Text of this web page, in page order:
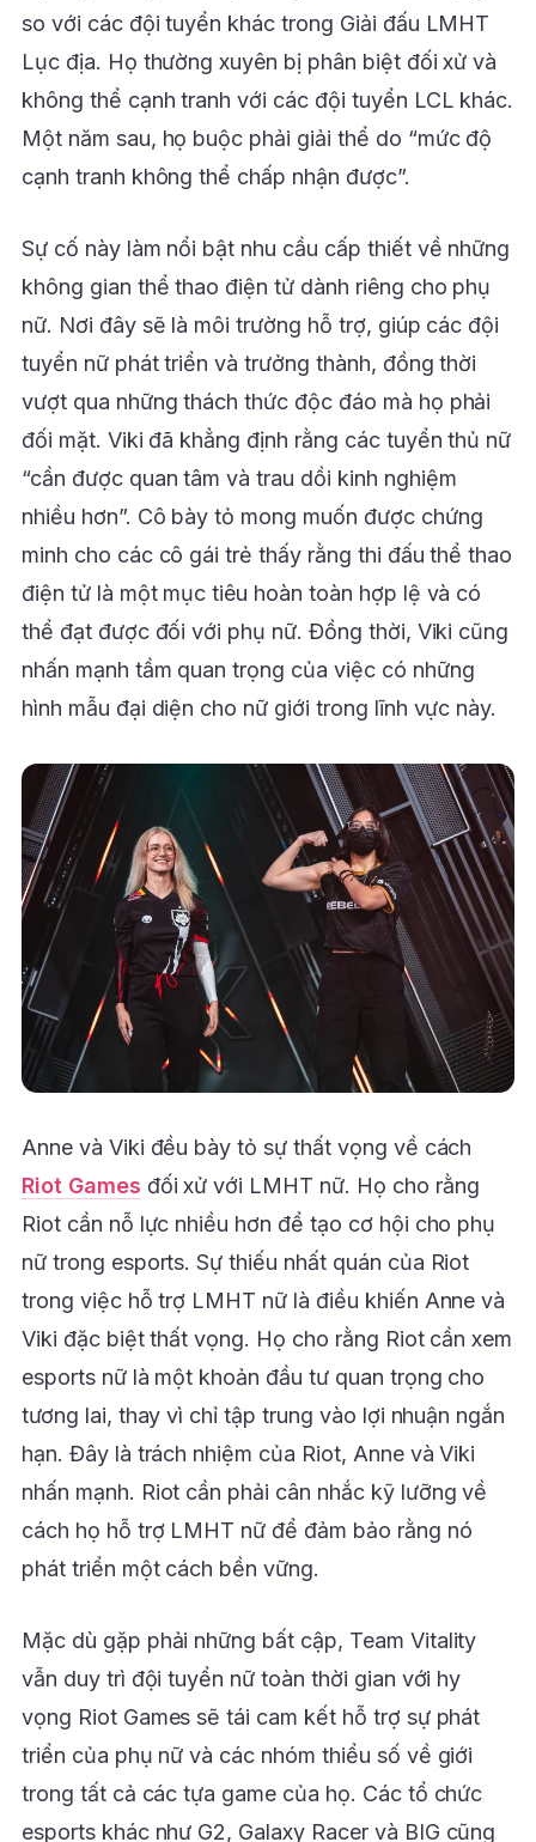
so với các đội tuyển khác trong Giải đấu LMHT
Lục địa. Họ thường xuyên bị phân biệt đối xử và
không thể cạnh tranh với các đội tuyển LCL khác.
Một năm sau, họ buộc phải giải thể do “mức độ
cạnh tranh không thể chấp nhận được”.
Sự cố này làm nổi bật nhu cầu cấp thiết về những
không gian thể thao điện tử dành riêng cho phụ
nữ. Nơi đây sẽ là môi trường hỗ trợ, giúp các đội
tuyển nữ phát triển và trưởng thành, đồng thời
vượt qua những thách thức độc đáo mà họ phải
đối mặt. Viki đã khẳng định rằng các tuyển thủ nữ
“cần được quan tâm và trau dồi kinh nghiệm
nhiều hơn”. Cô bày tỏ mong muốn được chứng
minh cho các cô gái trẻ thấy rằng thi đấu thể thao
điện tử là một mục tiêu hoàn toàn hợp lệ và có
thể đạt được đối với phụ nữ. Đồng thời, Viki cũng
nhấn mạnh tầm quan trọng của việc có những
hình mẫu đại diện cho nữ giới trong lĩnh vực này.
Anne và Viki đều bày tỏ sự thất vọng về cách
Riot Games đối xử với LMHT nữ. Họ cho rằng
Riot cần nỗ lực nhiều hơn để tạo cơ hội cho phụ
nữ trong esports. Sự thiếu nhất quán của Riot
trong việc hỗ trợ LMHT nữ là điều khiến Anne và
Viki đặc biệt thất vọng. Họ cho rằng Riot cần xem
esports nữ là một khoản đầu tư quan trọng cho
tương lai, thay vì chỉ tập trung vào lợi nhuận ngắn
hạn. Đây là trách nhiệm của Riot, Anne và Viki
nhấn mạnh. Riot cần phải cân nhắc kỹ lưỡng về
cách họ hỗ trợ LMHT nữ để đảm bảo rằng nó
phát triển một cách bền vững.
Mặc dù gặp phải những bất cập, Team Vitality
vẫn duy trì đội tuyển nữ toàn thời gian với hy
vọng Riot Games sẽ tái cam kết hỗ trợ sự phát
triển của phụ nữ và các nhóm thiểu số về giới
trong tất cả các tựa game của họ. Các tổ chức
esports khác như G2, Galaxy Racer và BIG cũng